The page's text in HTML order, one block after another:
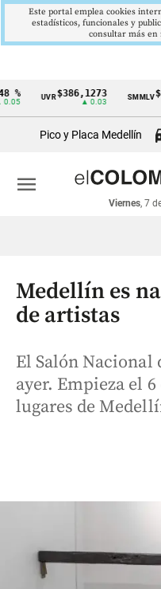
Cintillo
económicos
Colombia
UVR$386,1273
▲ 0.03
SMMLV
Pico y Placa Medellín
Viernes, 7
menu
Medellín es
de artistas
El Salón Nacional
ayer. Empieza el
lugares de
Este portal emplea cookies
estadísticos, funcionales y
consultar más en